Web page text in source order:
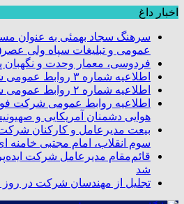
اخبار داغ
سرهنگ سجاد بهمئی به عنوان
عمومی و تبلیغات سپاه ولی
فردوسی، معمار وحدت و نگهبان
اطلاعیه شماره ۳ روابط عمومی شرکت فولاد خوزستان
اطلاعیه شماره ۲ روابط عمومی شرکت فولاد خوزستان
اطلاعیه روابط عمومی شرکت
هوایی دشمنان آمریکایی و
بیعت مدیرعامل و کارکنان شرکت
سوم انقلاب، امام مجتبی خامنه
قائم‌مقام مدیرعامل شرکت
شد
تجلیل از مهندسان شرکت در